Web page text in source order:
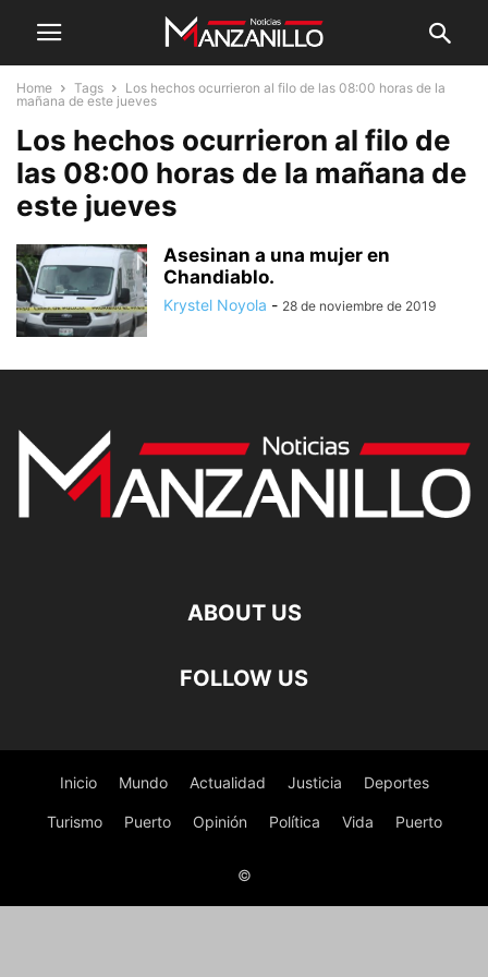
Home Tags
Los hechos ocurrieron al filo de las 08:00 horas de la
mañana de este jueves
Los hechos ocurrieron al filo de
las 08:00 horas de la mañana de
este jueves
Asesinan a una mujer en
Chandiablo.
Krystel Noyola - 28 de noviembre de 2019
ABOUT US
FOLLOW US
Inicio Mundo Actualidad Justicia Deportes
Turismo Puerto Opinión Política Vida Puerto
©